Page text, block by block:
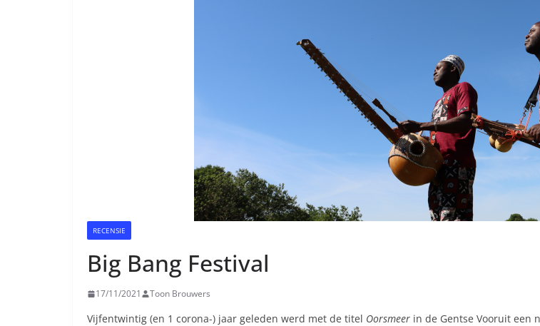
RECENSIE
Big Bang Festival
17/11/2021 Toon Brouwers
Vijfentwintig (en 1 corona-) jaar geleden werd met de titel Oorsmeer in de Gentse Vooruit een